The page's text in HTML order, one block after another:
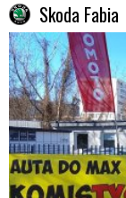
Skoda Fabia